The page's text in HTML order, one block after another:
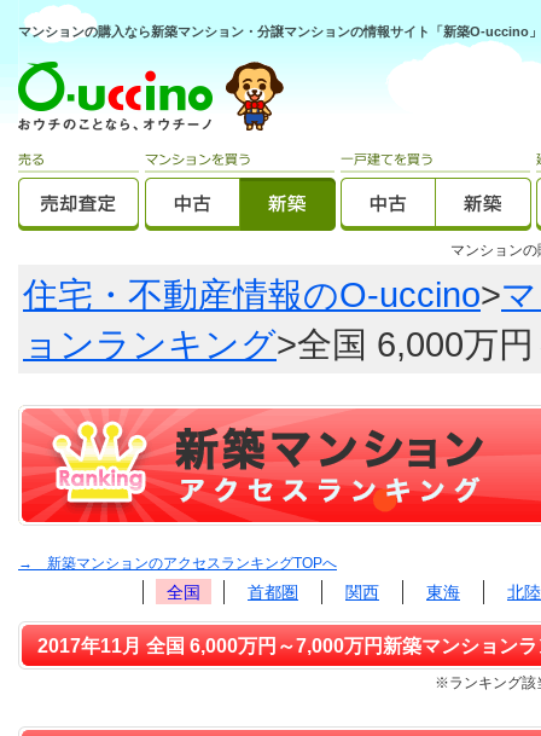
マンションの購入なら新築マンション・分譲マンションの情報サイト「新築O-uccino」
マンション
住宅・不動産情報のO-uccino>
ョンランキング>全国 6,000万
→ 新築マンションのアクセスランキングTOPへ
全国 首都圏 関西 東海 北
2017年11月 全国 6,000万円～7,000万円新築マンション
※ランキング該